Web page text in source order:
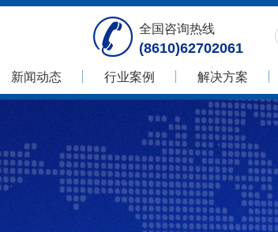
全国咨询热线
(8610)62702061
新闻动态 行业案例 解决方案